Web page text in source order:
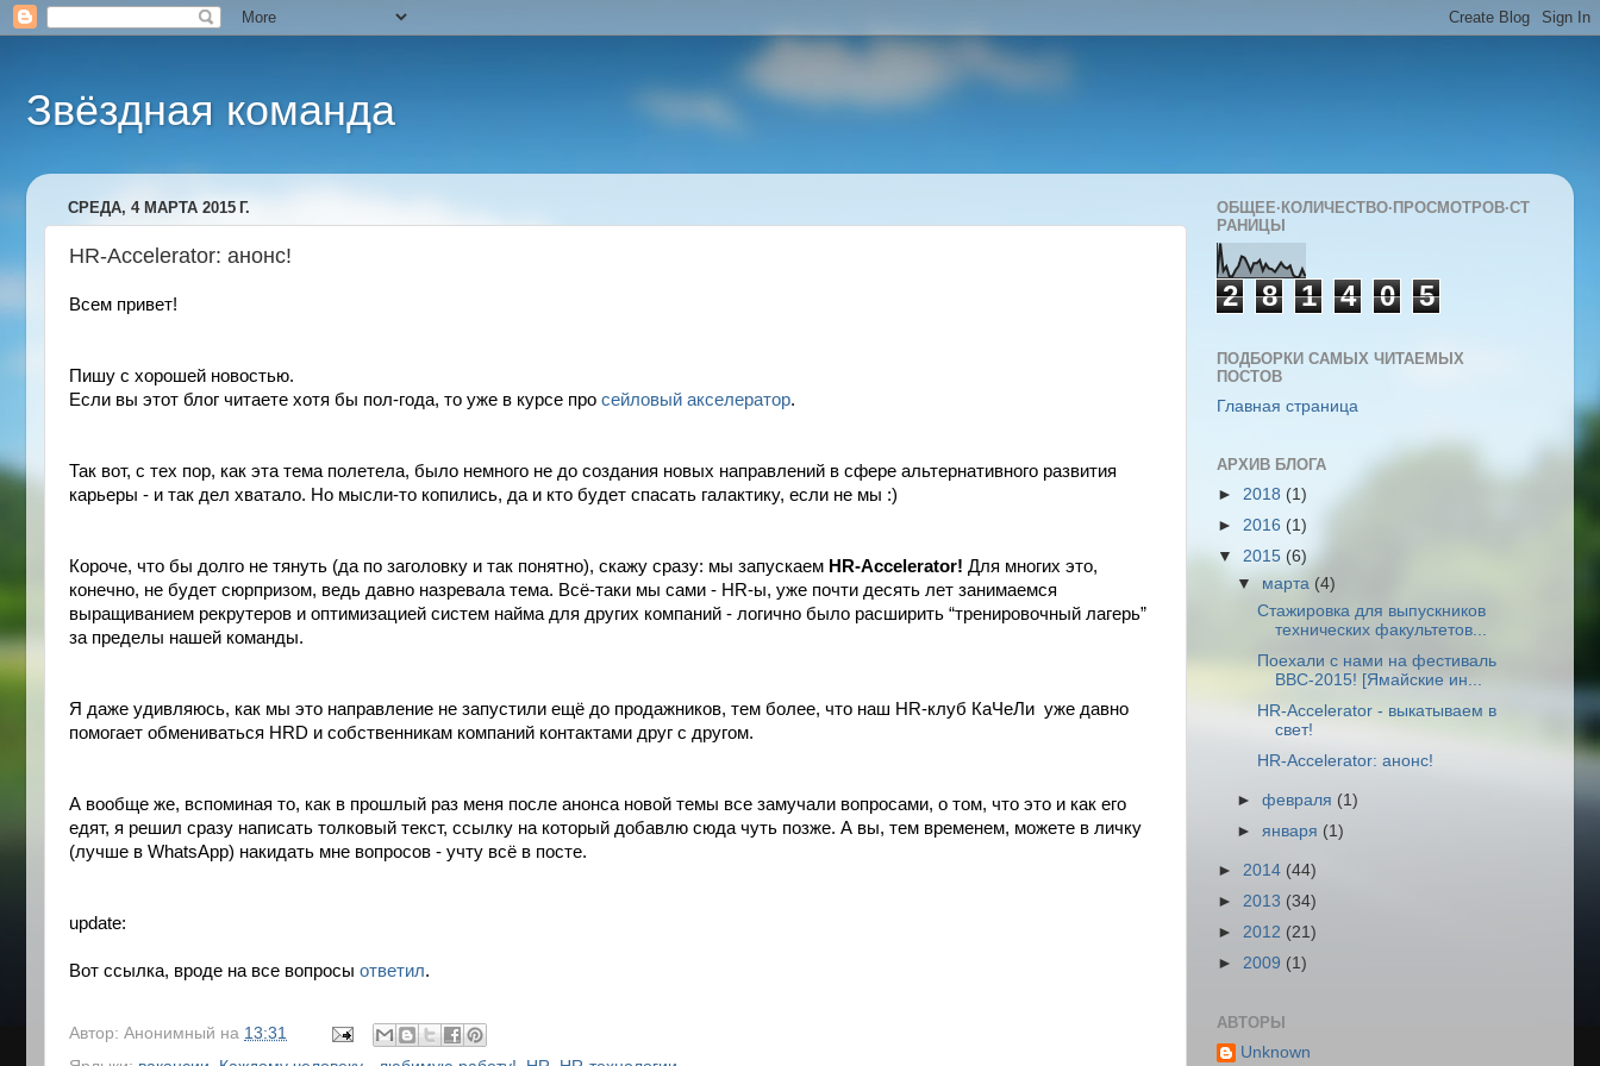
Звёздная команда
СРЕДА, 4 МАРТА 2015 Г.
HR-Accelerator: анонс!
Всем привет!
Пишу с хорошей новостью.
Если вы этот блог читаете хотя бы пол-года, то уже в курсе про сейловый акселератор.
Так вот, с тех пор, как эта тема полетела, было немного не до создания новых направлений в сфере альтернативного развития
карьеры - и так дел хватало. Но мысли-то копились, да и кто будет спасать галактику, если не мы :)
Короче, что бы долго не тянуть (да по заголовку и так понятно), скажу сразу: мы запускаем HR-Accelerator! Для многих это,
конечно, не будет сюрпризом, ведь давно назревала тема. Всё-таки мы сами - HR-ы, уже почти десять лет занимаемся
выращиванием рекрутеров и оптимизацией систем найма для других компаний - логично было расширить “тренировочный лагерь”
за пределы нашей команды.
Я даже удивляюсь, как мы это направление не запустили ещё до продажников, тем более, что наш HR-клуб КаЧеЛи  уже давно
помогает обмениваться HRD и собственникам компаний контактами друг с другом.
А вообще же, вспоминая то, как в прошлый раз меня после анонса новой темы все замучали вопросами, о том, что это и как его
едят, я решил сразу написать толковый текст, ссылку на который добавлю сюда чуть позже. А вы, тем временем, можете в личку
(лучше в WhatsApp) накидать мне вопросов - учту всё в посте.
update:
Вот ссылка, вроде на все вопросы ответил.
Автор: Анонимный на 13:31
ОБЩЕЕ·КОЛИЧЕСТВО·ПРОСМОТРОВ·СТ
РАНИЦЫ
2 8 1 4 0 5
ПОДБОРКИ САМЫХ ЧИТАЕМЫХ
ПОСТОВ
Главная страница
АРХИВ БЛОГА
► 2018 (1)
► 2016 (1)
▼ 2015 (6)
▼ марта (4)
Стажировка для выпускников
технических факультетов...
Поехали с нами на фестиваль
ВВС-2015! [Ямайские ин...
HR-Accelerator - выкатываем в
свет!
HR-Accelerator: анонс!
►февраля (1)
►января (1)
► 2014 (44)
► 2013 (34)
► 2012 (21)
► 2009 (1)
АВТОРЫ
Unknown